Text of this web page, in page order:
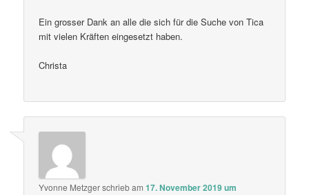
Ein grosser Dank an alle die sich für die Suche von Tica
mit vielen Kräften eingesetzt haben.
Christa
Yvonne Metzgerschriebam17. November 2019 um